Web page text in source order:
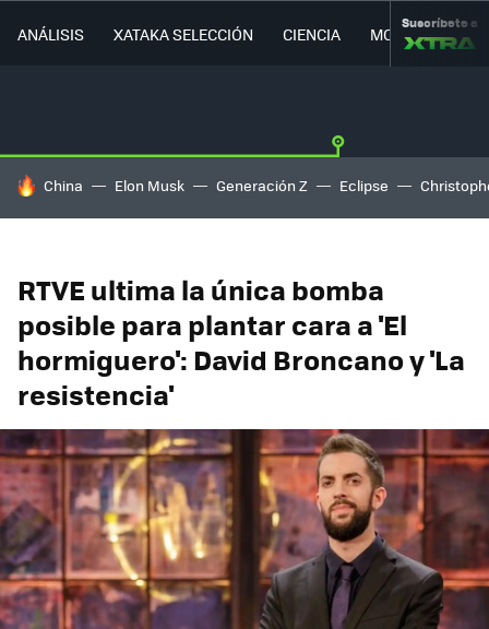
ANÁLISIS XATAKA SELECCIÓN CIENCIA MOVILIDAD
Suscríbete a
HOY SE HABLA DE
China Elon Musk Generación Z Eclipse
RTVE ultima la única bomba
posible para plantar cara a 'El
hormiguero': David Broncano y 'La
resistencia'